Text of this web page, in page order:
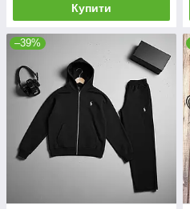
Купити
–39%